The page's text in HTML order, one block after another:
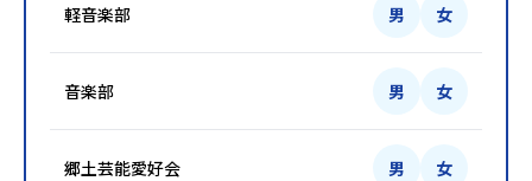
軽音楽部 男 女
音楽部 男 女
郷土芸能愛好会 男 女